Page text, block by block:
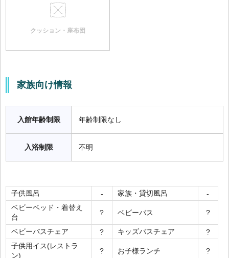
クッション・座布団
家族向け情報
入館年齢制限 年齢制限なし
入浴制限 不明
子供風呂 - 家族・貸切風呂
-
ベビーベッド・着替え
台
? ベビーバス ?
ベビーバスチェア ? キッズバスチェア
?
子供用イス(レストラ
ン)
? お子様ランチ ?